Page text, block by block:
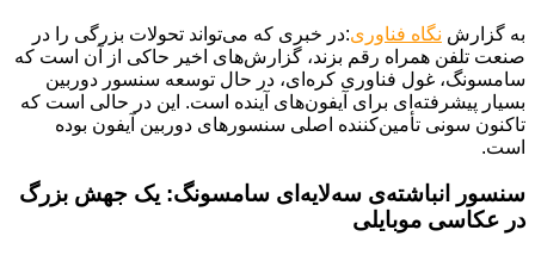
به گزارش نگاه فناوری:در خبری که می‌تواند تحولات بزرگی را در
صنعت تلفن همراه رقم بزند، گزارش‌های اخیر حاکی از آن است که
سامسونگ، غول فناوری کره‌ای، در حال توسعه سنسور دوربین
بسیار پیشرفته‌ای برای آیفون‌های آینده است. این در حالی است که
تاکنون سونی تأمین‌کننده اصلی سنسورهای دوربین آیفون بوده
است.
سنسور انباشته‌ی سه‌لایه‌ای سامسونگ: یک جهش بزرگ
در عکاسی موبایلی